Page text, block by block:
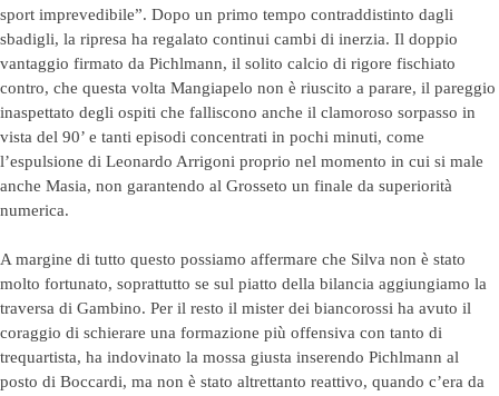
sport imprevedibile”. Dopo un primo tempo contraddistinto dagli
sbadigli, la ripresa ha regalato continui cambi di inerzia. Il doppio
vantaggio firmato da Pichlmann, il solito calcio di rigore fischiato
contro, che questa volta Mangiapelo non è riuscito a parare, il pareggio
inaspettato degli ospiti che falliscono anche il clamoroso sorpasso in
vista del 90’ e tanti episodi concentrati in pochi minuti, come
l’espulsione di Leonardo Arrigoni proprio nel momento in cui si male
anche Masia, non garantendo al Grosseto un finale da superiorità
numerica.
A margine di tutto questo possiamo affermare che Silva non è stato
molto fortunato, soprattutto se sul piatto della bilancia aggiungiamo la
traversa di Gambino. Per il resto il mister dei biancorossi ha avuto il
coraggio di schierare una formazione più offensiva con tanto di
trequartista, ha indovinato la mossa giusta inserendo Pichlmann al
posto di Boccardi, ma non è stato altrettanto reattivo, quando c’era da